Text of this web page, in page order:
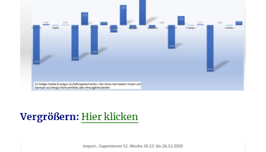
Vergrößern: Hier klicken